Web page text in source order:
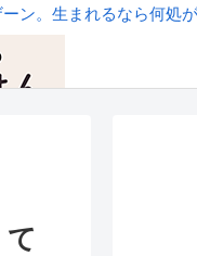
ン。生まれるなら何処